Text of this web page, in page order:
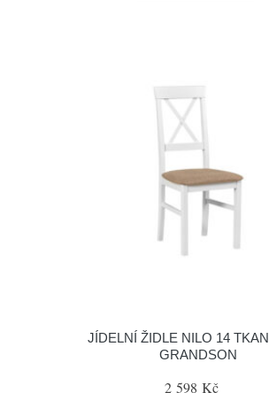
JÍDELNÍ ŽIDLE NILO 14
GRANDSON
2 598 Kč